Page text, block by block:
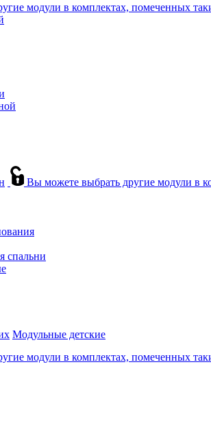
модули в комплектах, помеченных
Вы можете выбрать другие модули в
спальни
Модульные детские
модули в комплектах, помеченных